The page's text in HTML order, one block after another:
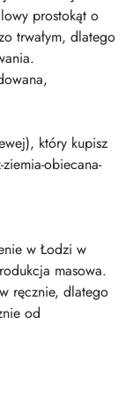
prostokąt o
trwałym, dlatego
który kupisz
obiecana-
w Łodzi w
masowa.
ręcznie, dlatego
od